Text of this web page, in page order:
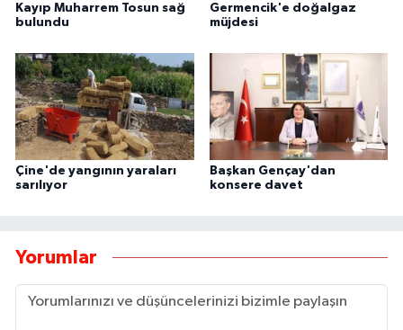
Kayıp Muharrem Tosun sağ
bulundu
Germencik'e doğalgaz
müjdesi
Çine'de yangının yaraları
sarılıyor
Başkan Gençay'dan
konsere davet
Yorumlar